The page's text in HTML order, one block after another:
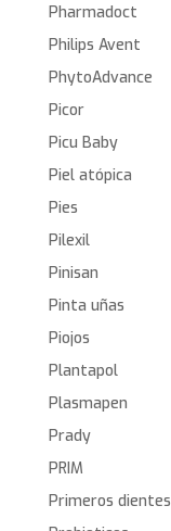
Pharmadoct
Philips Avent
PhytoAdvance
Picor
Picu Baby
Piel atópica
Pies
Pilexil
Pinisan
Pinta uñas
Piojos
Plantapol
Plasmapen
Prady
PRIM
Primeros dientes